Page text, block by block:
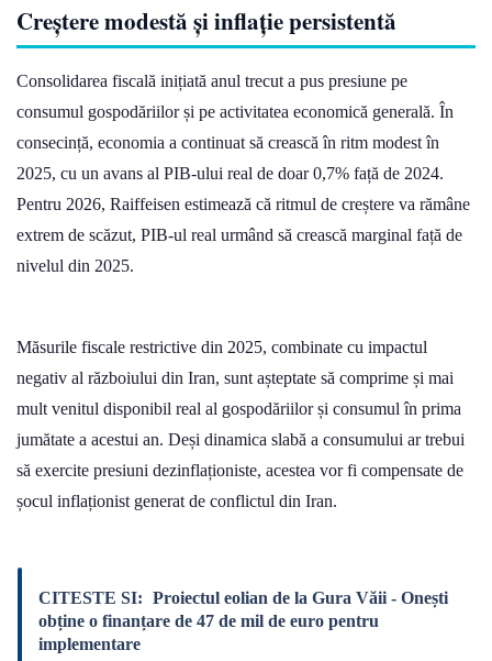
Creștere modestă și inflație persistentă
Consolidarea fiscală inițiată anul trecut a pus presiune pe
consumul gospodăriilor și pe activitatea economică generală. În
consecință, economia a continuat să crească în ritm modest în
2025, cu un avans al PIB-ului real de doar 0,7% față de 2024.
Pentru 2026, Raiffeisen estimează că ritmul de creștere va rămâne
extrem de scăzut, PIB-ul real urmând să crească marginal față de
nivelul din 2025.
Măsurile fiscale restrictive din 2025, combinate cu impactul
negativ al războiului din Iran, sunt așteptate să comprime și mai
mult venitul disponibil real al gospodăriilor și consumul în prima
jumătate a acestui an. Deși dinamica slabă a consumului ar trebui
să exercite presiuni dezinflaționiste, acestea vor fi compensate de
șocul inflaționist generat de conflictul din Iran.
CITESTE SI: Proiectul eolian de la Gura Văii - Onești
obține o finanțare de 47 de mil de euro pentru
implementare